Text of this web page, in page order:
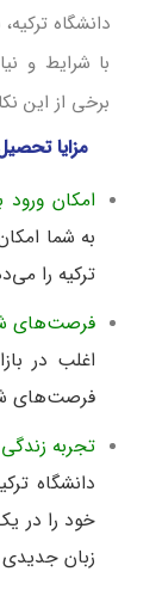
دانشگاه
با شرایط و
برخی از این
مزایا
امکان ورود
به شما
ترکیه را
فرصت‌های
اغلب در
فرصت‌های
تجربه
دانشگاه
خود را در
زبان